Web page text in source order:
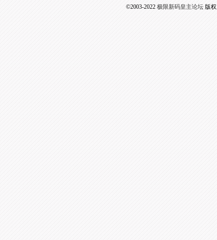
©2003-2022 极限新码皇主论坛版权